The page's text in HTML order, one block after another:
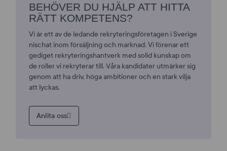
BEHÖVER DU HJÄLP ATT HITTA
RÄTT KOMPETENS?
Vi är ett av de ledande rekryteringsföretagen i Sverige
nischat inom försäljning och marknad. Vi förenar ett
gediget rekryteringshantverk med solid kunskap om
de roller vi rekryterar till. Våra kandidater utmärker sig
genom att ha driv, höga ambitioner och en stark vilja
att lyckas.
Anlita oss